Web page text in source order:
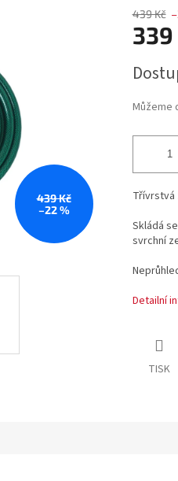
439 Kč
–22 %
439 Kč
339
cena:
Můžeme
Třívrstvá
Skládá
svrchní
Detailní
TISK